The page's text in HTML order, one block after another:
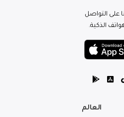
على التواصل
الذكية.
العالم